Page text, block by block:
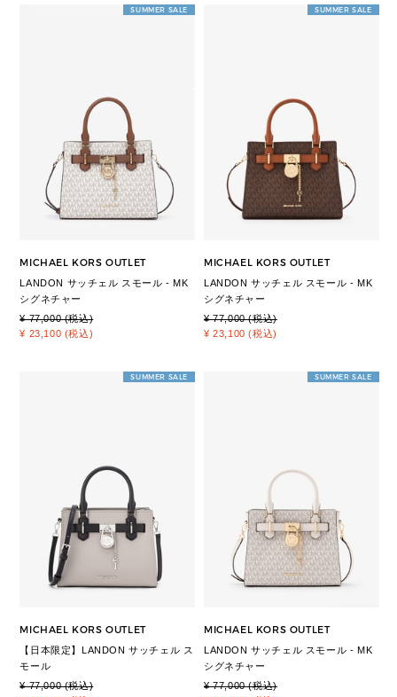
SUMMER SALE
MICHAEL KORS OUTLET
LANDON サッチェル スモール - MK
シグネチャー
¥ 77,000 (税込)
¥ 23,100 (税込)
SUMMER SALE
MICHAEL KORS OUTLET
LANDON サッチェル スモール - MK
シグネチャー
¥ 77,000 (税込)
¥ 23,100 (税込)
SUMMER SALE
MICHAEL KORS OUTLET
【日本限定】LANDON サッチェル ス
モール
¥ 77,000 (税込)
SUMMER SALE
MICHAEL KORS OUTLET
LANDON サッチェル スモール - MK
シグネチャー
¥ 77,000 (税込)